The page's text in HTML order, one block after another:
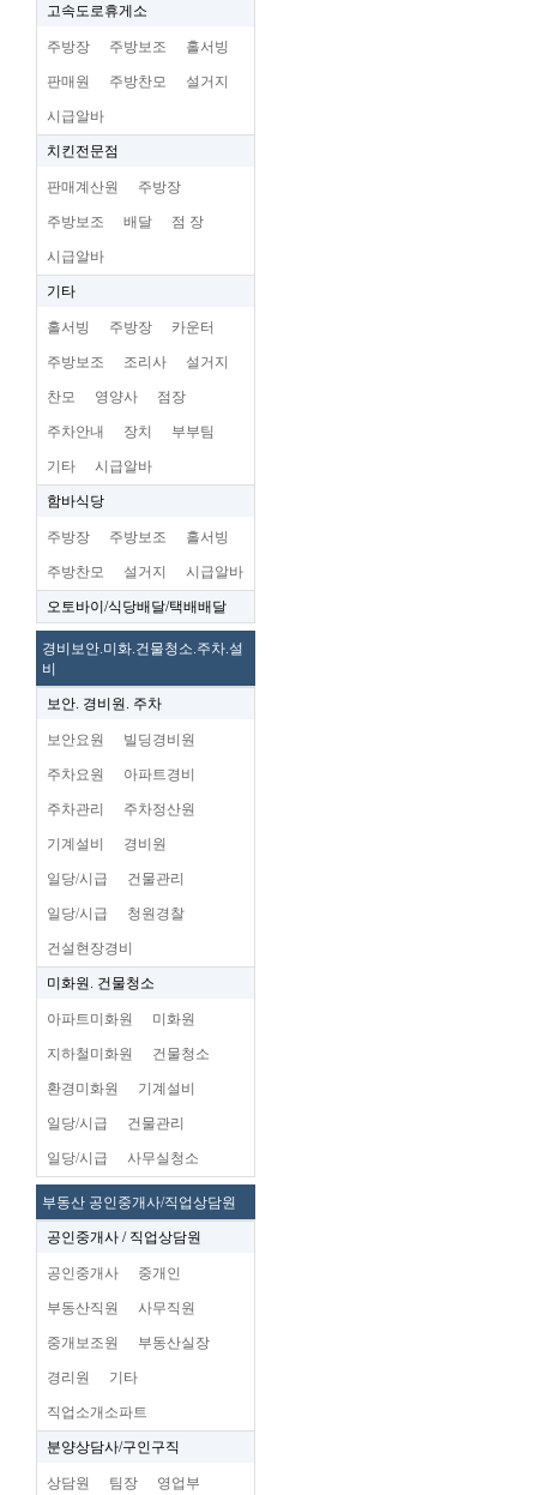
고속도로휴게소
주방장 주방보조 홀서빙
판매원 주방찬모 설거지
시급알바
치킨전문점
판매계산원 주방장
주방보조 배달 점 장
시급알바
기타
홀서빙 주방장 카운터
주방보조 조리사 설거지
찬모 영양사 점장
주차안내 장치 부부팀
기타 시급알바
함바식당
주방장 주방보조 홀서빙
주방찬모 설거지 시급알바
오토바이/식당배달/택배배달
경비보안.미화.건물청소.주차.설
비
보안. 경비원. 주차
보안요원 빌딩경비원
주차요원 아파트경비
주차관리 주차정산원
기계설비 경비원
일당/시급 건물관리
일당/시급 청원경찰
건설현장경비
미화원. 건물청소
아파트미화원 미화원
지하철미화원 건물청소
환경미화원 기계설비
일당/시급 건물관리
일당/시급 사무실청소
부동산 공인중개사/직업상담원
공인중개사 / 직업상담원
공인중개사 중개인
부동산직원 사무직원
중개보조원 부동산실장
경리원 기타
직업소개소파트
분양상담사/구인구직
상담원 팀장 영업부